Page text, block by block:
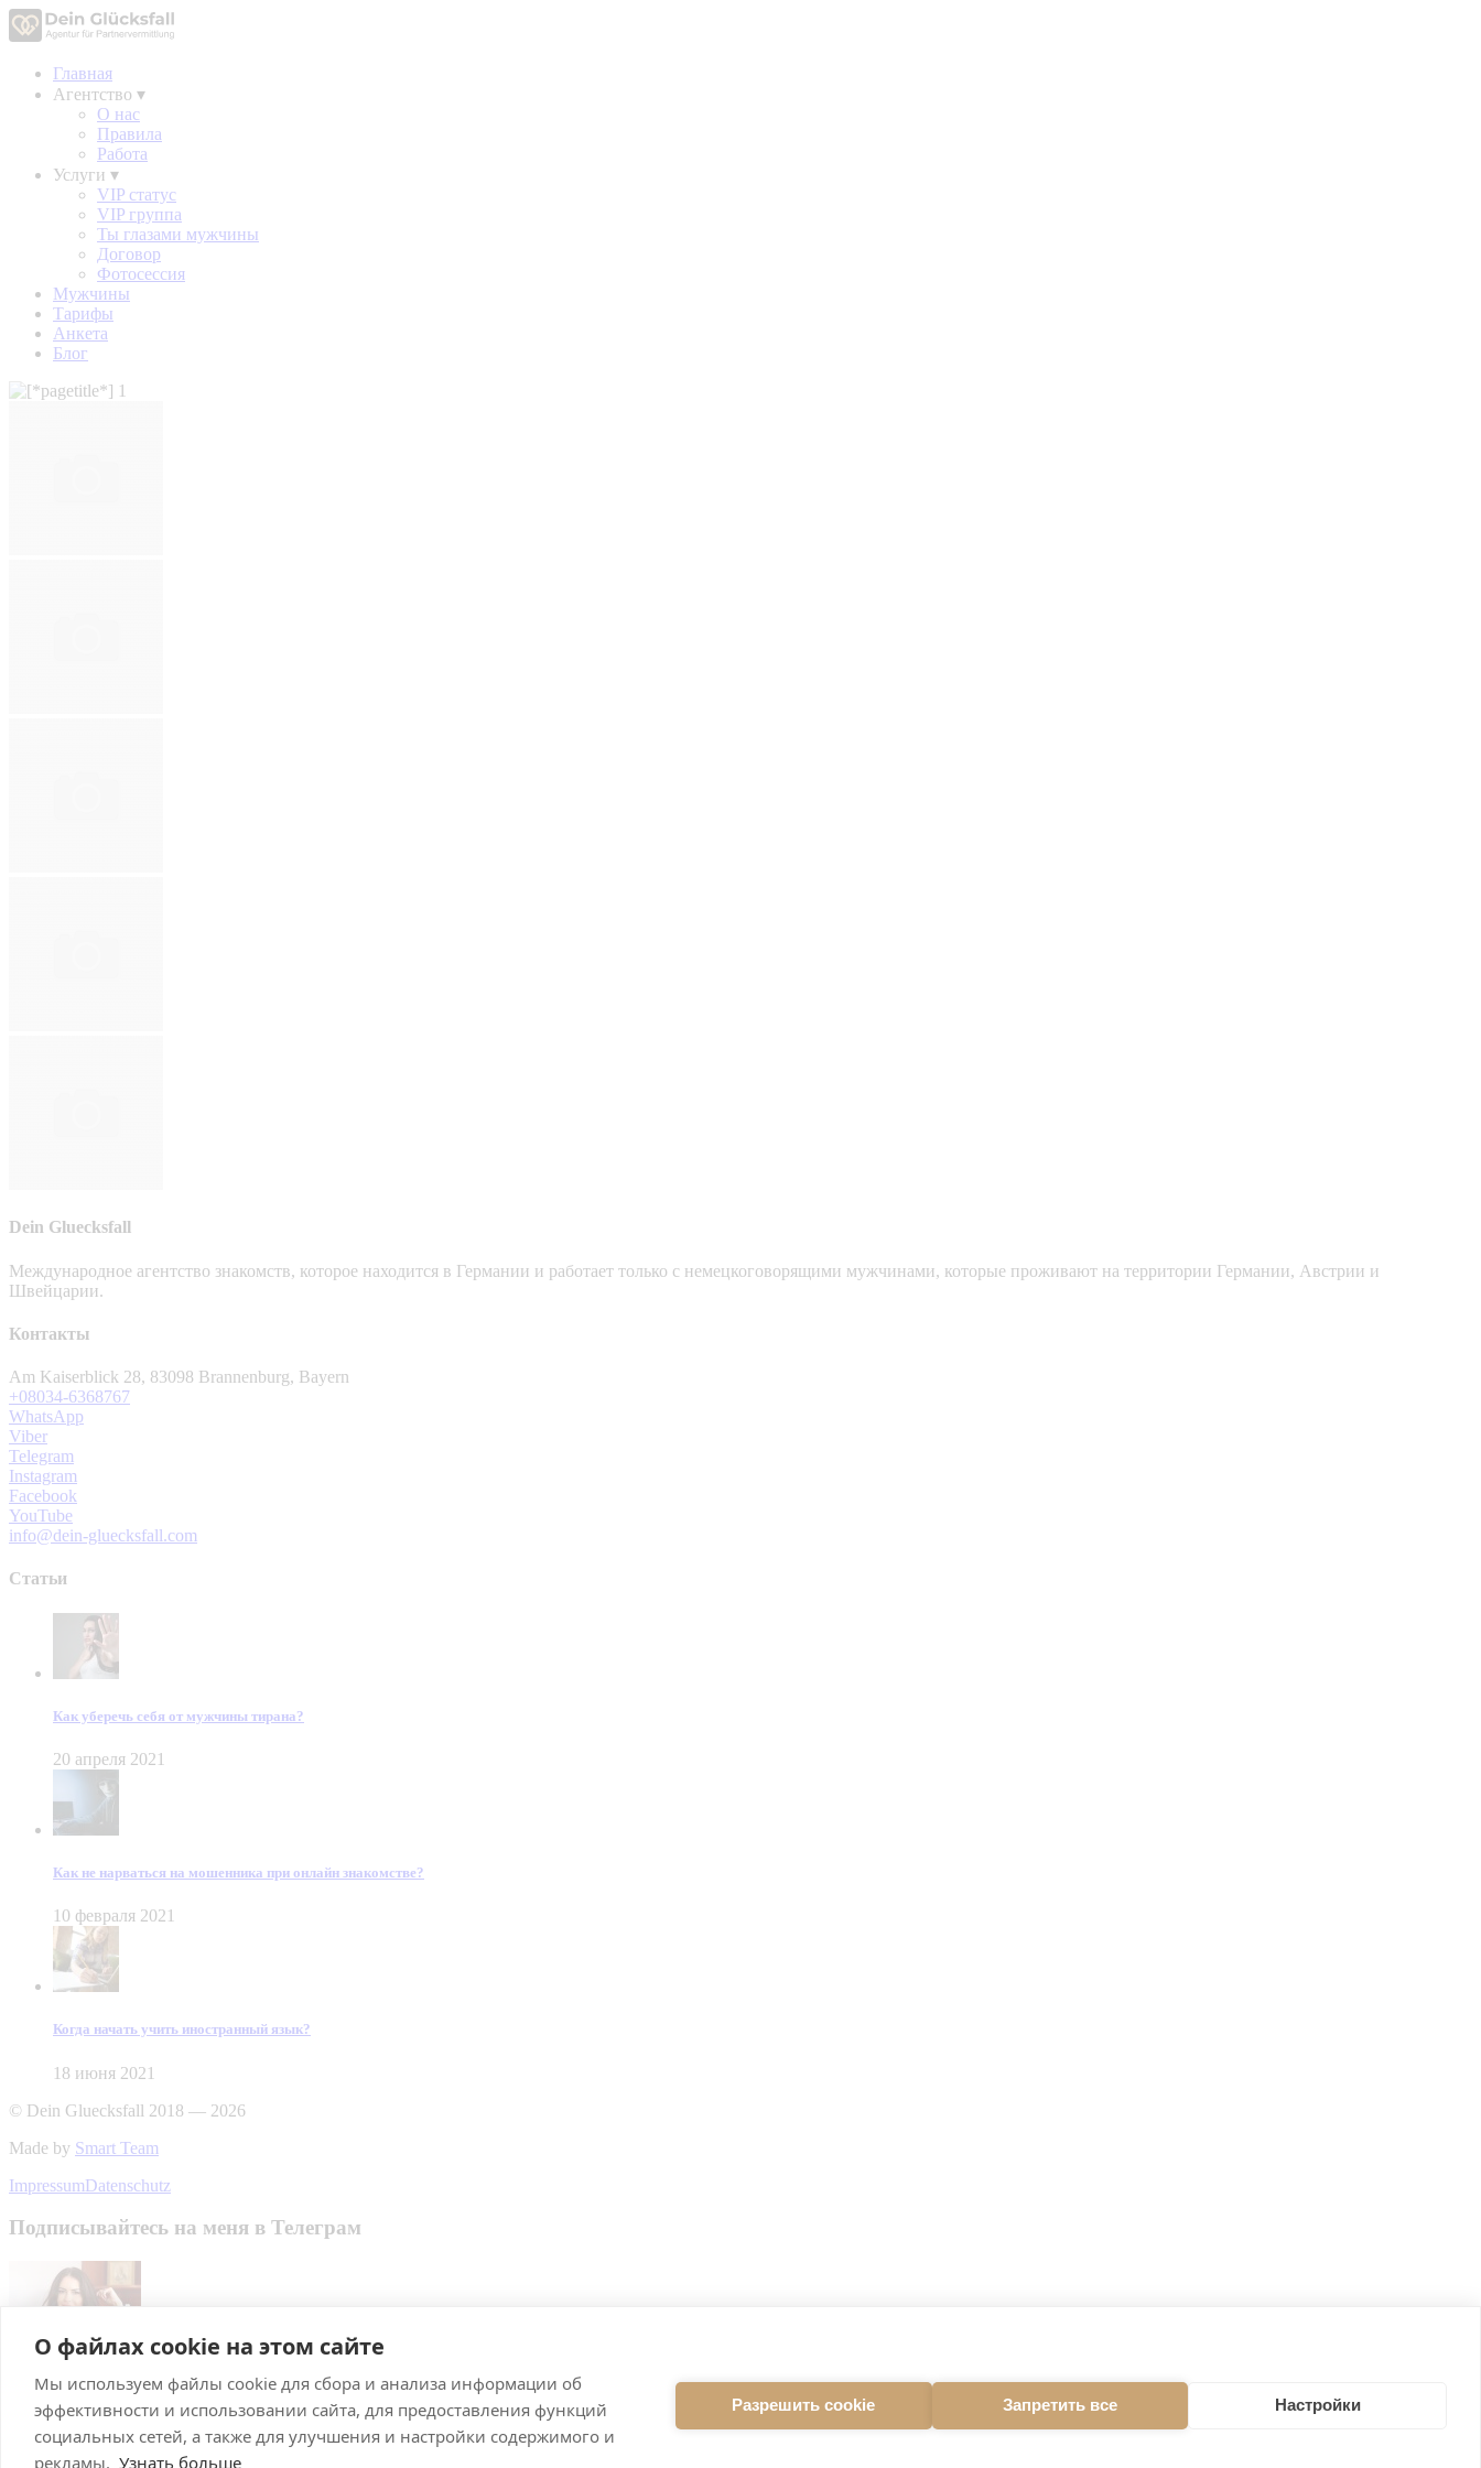
О файлах cookie на этом сайте
Мы используем файлы cookie для сбора и анализа информации об
эффективности и использовании сайта, для предоставления функций
социальных сетей, а также для улучшения и настройки содержимого и
рекламы. Узнать больше
Разрешить cookie Запретить все Настройки
Главная
Агентство ▾
О нас
Правила
Работа
Услуги ▾
VIP статус
VIP группа
Ты глазами мужчины
Договор
Фотосессия
Мужчины
Тарифы
Анкета
Блог
Dein Gluecksfall
Международное агентство знакомств, которое находится в Германии и работает только с немецкоговорящими мужчинами, которые проживают на территории Германии, Австрии и
Швейцарии.
Контакты
Am Kaiserblick 28, 83098 Brannenburg, Bayern
+08034-6368767
WhatsApp
Viber
Telegram
Instagram
Facebook
YouTube
info@dein-gluecksfall.com
Статьи
Как уберечь себя от мужчины тирана?
20 апреля 2021
Как не нарваться на мошенника при онлайн знакомстве?
10 февраля 2021
Когда начать учить иностранный язык?
18 июня 2021
© Dein Gluecksfall 2018 — 2026
Made by Smart Team
ImpressumDatenschutz
Подписывайтесь на меня в Телеграм
Подписаться
Брачное агентство в Германии